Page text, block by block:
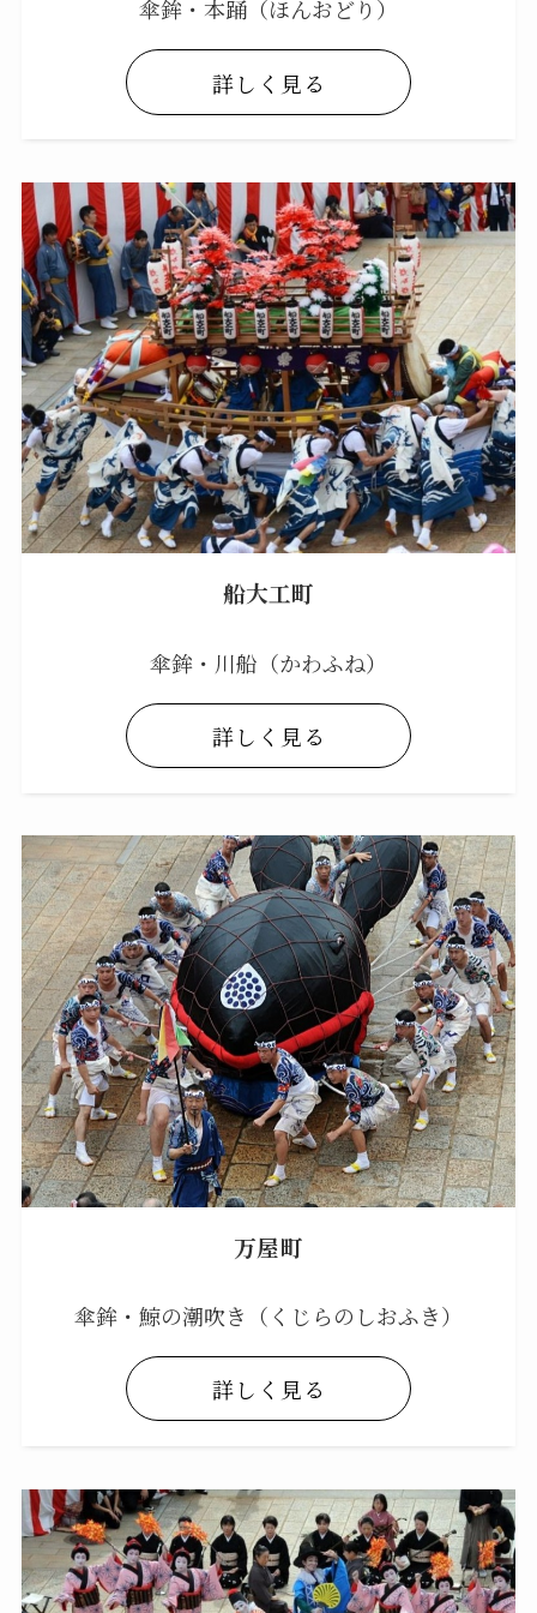
傘鉾・本踊（ほんおどり）
詳しく見る
船大工町
傘鉾・川船（かわふね）
詳しく見る
万屋町
傘鉾・鯨の潮吹き（くじらのしおふき）
詳しく見る